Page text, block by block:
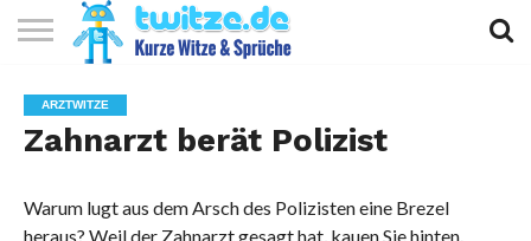
KURZE
WITZE
KURZE
SPRÜCHE
KURZE
GEDICHTE
TOP
10
ARZTWITZE
Zahnarzt berät Polizist
Warum lugt aus dem Arsch des Polizisten eine Brezel
heraus? Weil der Zahnarzt gesagt hat, kauen Sie hinten.